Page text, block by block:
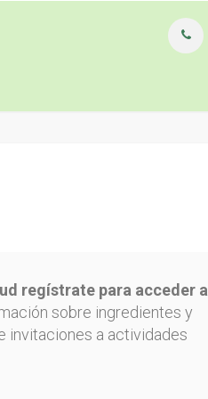
regístrate para acceder a
sobre ingredientes y
invitaciones a actividades